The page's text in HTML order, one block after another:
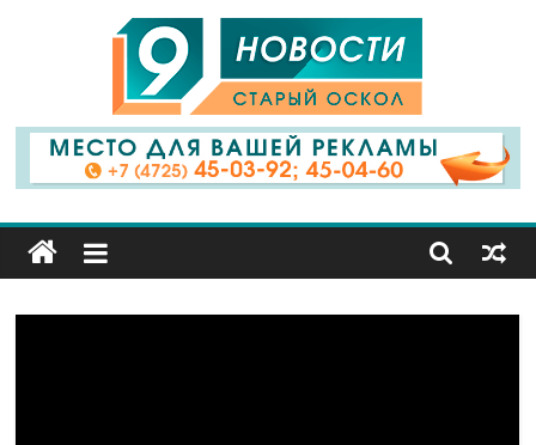
9
Канал
Старый